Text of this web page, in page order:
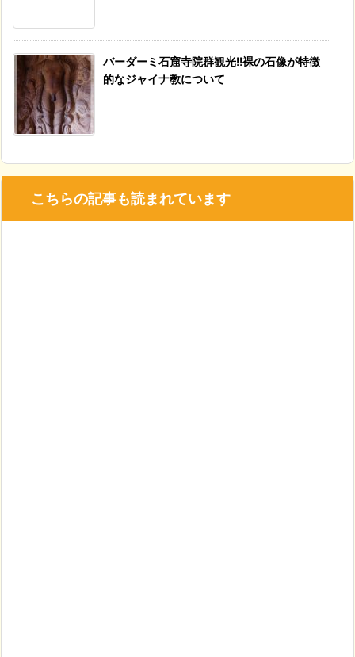
バーダーミ石窟寺院群観光!!裸の石像が特徴
的なジャイナ教について
こちらの記事も読まれています